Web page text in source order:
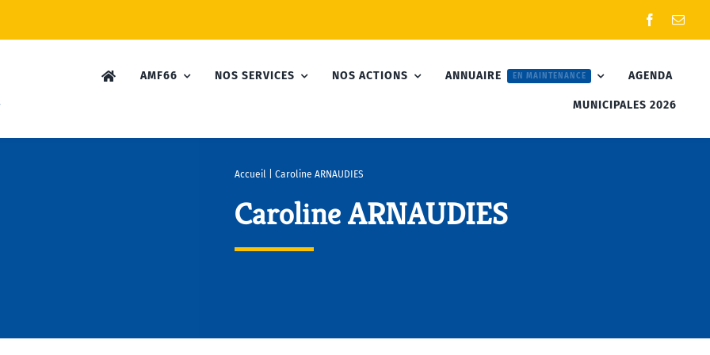
AMF66 NOS SERVICES NOS ACTIONS ANNUAIRE EN MAINTENANCE AGENDA
MUNICIPALES 2026
Accueil| Caroline ARNAUDIES
Caroline ARNAUDIES